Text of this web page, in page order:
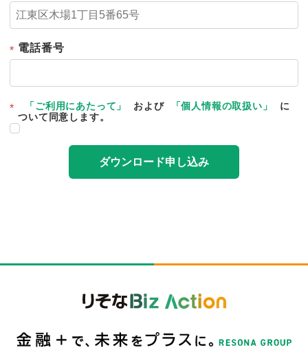
* 電話番号
* 「ご利用にあたって」 および 「個人情報の取扱い」
に
ついて同意します。
ダウンロード申し込み